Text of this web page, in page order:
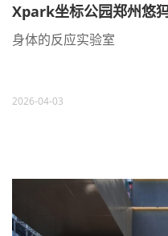
Xpark坐标公园郑州悠
身体的反应实验室
2026-04-03